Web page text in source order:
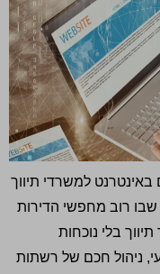
באינטרנט למשרדי תיווך
רוב מחפשי הדירות
בלי נוכחות
ניהול חכם של רשתות